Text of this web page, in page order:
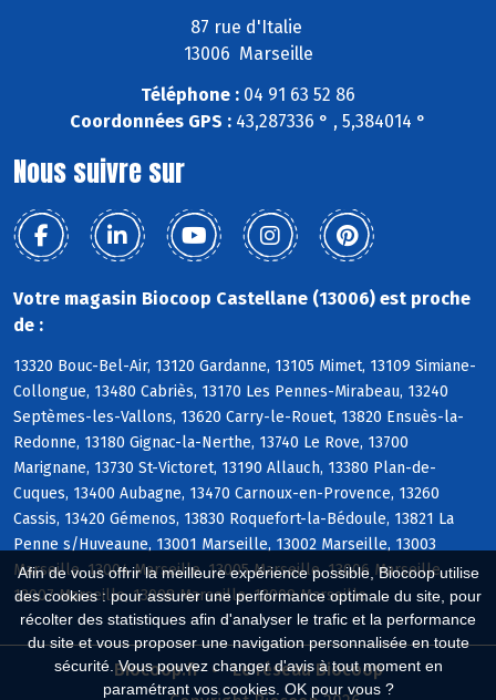
Afin de vous offrir la meilleure expérience possible, Biocoop utilise
des cookies : pour assurer une performance optimale du site, pour
récolter des statistiques afin d'analyser le trafic et la performance
du site et vous proposer une navigation personnalisée en toute
sécurité. Vous pouvez changer d'avis à tout moment en
paramétrant vos cookies. OK pour vous ?
87 rue d'Italie
13006 Marseille
Téléphone : 04 91 63 52 86
Coordonnées GPS : 43,287336 ° , 5,384014 °
Nous suivre sur
Votre magasin Biocoop Castellane (13006) est proche
de :
13320 Bouc-Bel-Air, 13120 Gardanne, 13105 Mimet, 13109 Simiane-
Collongue, 13480 Cabriès, 13170 Les Pennes-Mirabeau, 13240
Septèmes-les-Vallons, 13620 Carry-le-Rouet, 13820 Ensuès-la-
Redonne, 13180 Gignac-la-Nerthe, 13740 Le Rove, 13700
Marignane, 13730 St-Victoret, 13190 Allauch, 13380 Plan-de-
Cuques, 13400 Aubagne, 13470 Carnoux-en-Provence, 13260
Cassis, 13420 Gémenos, 13830 Roquefort-la-Bédoule, 13821 La
Penne s/Huveaune, 13001 Marseille, 13002 Marseille, 13003
Marseille, 13004 Marseille, 13005 Marseille, 13006 Marseille,
13007 Marseille, 13008 Marseille, 13009 Marseille
Biocoop.fr
Le réseau Biocoop